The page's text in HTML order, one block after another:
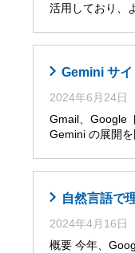
活用しており、
Gemini サ
2024年6月24日
Gmail、Google
Gemini の展開
自然言語で
2024年4月16日
概要 今年、